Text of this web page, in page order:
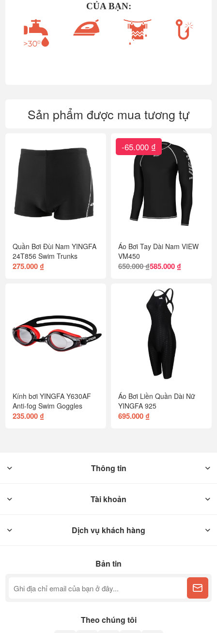
CỦA BẠN:
Sản phẩm được mua tương tự
Quần Bơi Đùi Nam YINGFA
24T856 Swim Trunks
275.000 ₫
-65.000 ₫
Áo Bơi Tay Dài Nam VIEW
VM450
650.000 ₫585.000 ₫
Kính bơi YINGFA Y630AF
Anti-fog Swim Goggles
235.000 ₫
Áo Bơi Liền Quần Dài Nữ
YINGFA 925
695.000 ₫
Thông tin
Tài khoản
Dịch vụ khách hàng
Bản tin
Theo chúng tôi